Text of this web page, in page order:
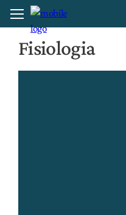
Home Fisiologia
Fisiologia